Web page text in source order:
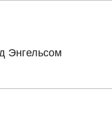
Энгельсом